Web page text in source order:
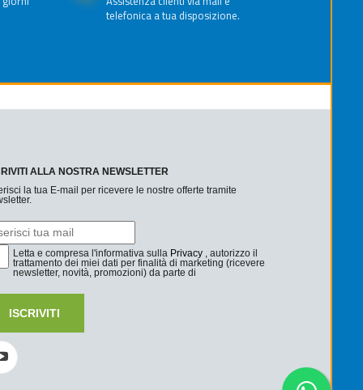
telefonica a tua disposizione.
ALLA NOSTRA NEWSLETTER
la tua E-mail per ricevere le nostre offerte tramite
Letta e compresa l'informativa sulla Privacy , autorizzo il
trattamento dei miei dati per finalità di marketing (ricevere
newsletter, novità, promozioni) da parte di
ISCRIVITI